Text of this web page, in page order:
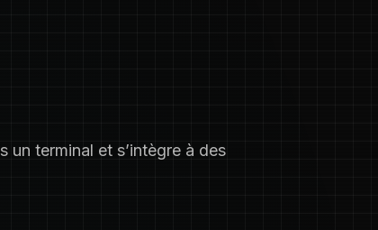
terminal et s’intègre à des